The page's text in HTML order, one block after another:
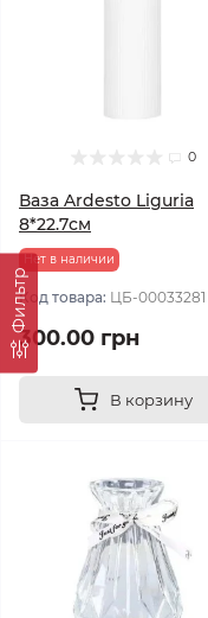
Фильтр
0
Ваза Ardesto Liguria
8*22.7см
Нет в наличии
Код товара: ЦБ-00033281
300.00 грн
В корзину